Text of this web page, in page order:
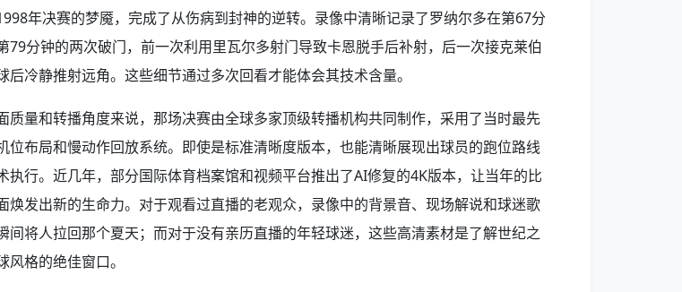
年决赛的梦魇，完成了从伤病到封神的逆转。录像中清晰记录了罗纳尔多在第67分
79分钟的两次破门，前一次利用里瓦尔多射门导致卡恩脱手后补射，后一次接克莱伯
后冷静推射远角。这些细节通过多次回看才能体会其技术含量。
质量和转播角度来说，那场决赛由全球多家顶级转播机构共同制作，采用了当时最先
位布局和慢动作回放系统。即使是标准清晰度版本，也能清晰展现出球员的跑位路线
执行。近几年，部分国际体育档案馆和视频平台推出了AI修复的4K版本，让当年的比
焕发出新的生命力。对于观看过直播的老观众，录像中的背景音、现场解说和球迷歌
间将人拉回那个夏天；而对于没有亲历直播的年轻球迷，这些高清素材是了解世纪之
风格的绝佳窗口。